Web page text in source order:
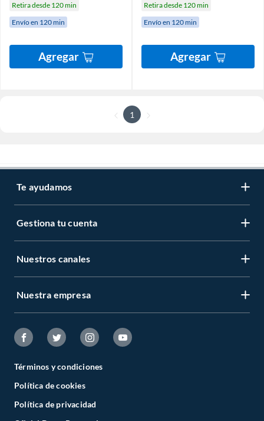
Retira desde 120 min
Envío en 120 min
Agregar
Retira desde 120 min
Envío en 120 min
Agregar
1
Te ayudamos
Gestiona tu cuenta
Nuestros canales
Nuestra empresa
Términos y condiciones
Política de cookies
Política de privacidad